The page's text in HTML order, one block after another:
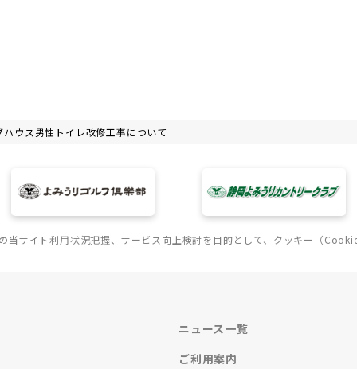
ウス男性トイレ改修工事について
当サイト利用状況把握、サービス向上検討を目的として、クッキー（
ニュース一覧
ご利用案内